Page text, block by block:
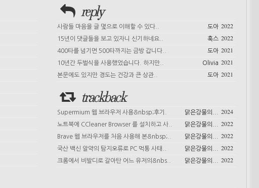
reply
사람들 마음을 글 몇으로 이해할 수 있다.. 2022
도아
15년이 댓글들을 보고 있자니 신기하네요..
2022
훅스
400타를 넘기면 500타까지는 금방 갑니다..
2021
도아
10년간 두벌식을 사용했었습니다. 하지만..
2021
Olivia
본문에도 있지만 경도는 건강과 큰 상관..
2021
도아
trackback
Supermium 웹 브라우저 사용&nbsp;후기. 2024
맑은강물의...
노트북에 CCleaner Browser 를 설치하고 사..
2022
맑은강물의...
Brave 웹 브라우저를 처음 사용해 본&nbsp;..
2022
맑은강물의...
국산 백신 알약의 탐지오류로 PC 먹통 사태..
2022
맑은강물의...
크롬에서 비발디로 갈아탄 어느 유저의&nbs..
2022
맑은강물의...